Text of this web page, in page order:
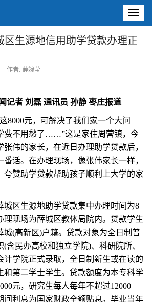
区生源地信用助学贷款办理正
作者: 薛婉莹
记者 刘磊 通讯员 孙静 枣庄报道
元，可解决了我们家一个大问
费不用愁了……”这是家住周营镇，今
伟的家长，在近日办理助学贷款后，
话。在办理现场，像张伟家长一样，
夸赞助学贷款帮助孩子顺利上大学的家
区生源地助学贷款集中办理时间为8
理现场为薛城区教体局院内。贷款学生
城(高新区)户籍。贷款对象为全日制普
含民办高校和独立学院)、科研院所、
计学院正式录取，全日制新生或在读的
和第二学士学生。贷款额度为本专科学
元，研究生每人每年不超过12000
间利息为国家财政全额贴息。毕业当年